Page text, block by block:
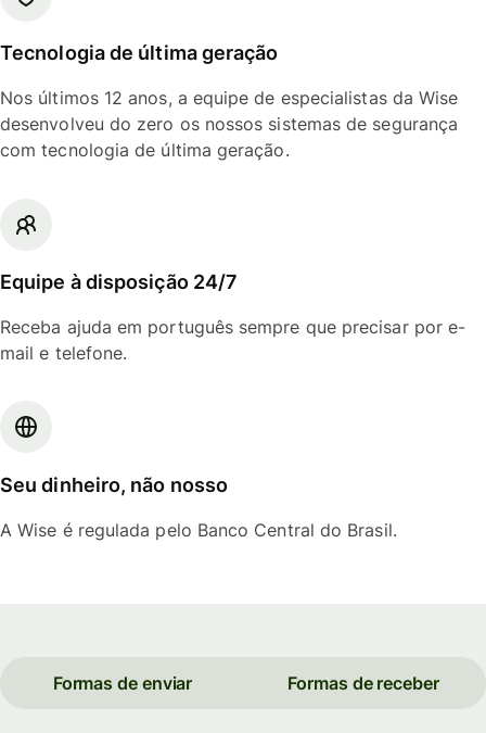
Tecnologia de última geração
Nos últimos 12 anos, a equipe de especialistas da Wise
desenvolveu do zero os nossos sistemas de segurança
com tecnologia de última geração.
Equipe à disposição 24/7
Receba ajuda em português sempre que precisar por e-
mail e telefone.
Seu dinheiro, não nosso
A Wise é regulada pelo Banco Central do Brasil.
Formas de enviar Formas de receber